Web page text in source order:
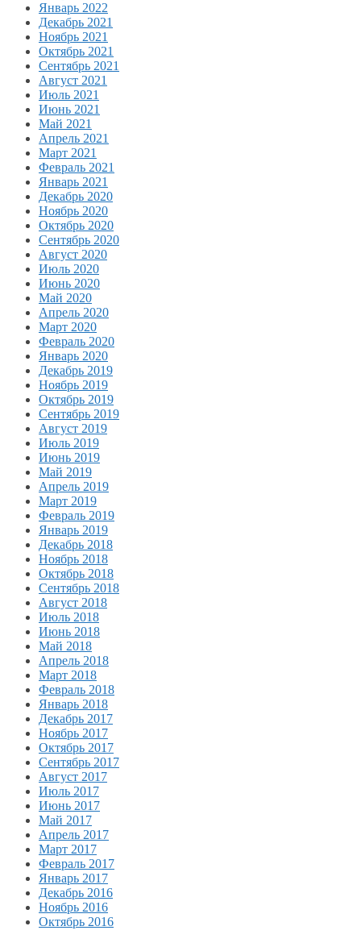
Январь 2022
Декабрь 2021
Ноябрь 2021
Октябрь 2021
Сентябрь 2021
Август 2021
Июль 2021
Июнь 2021
Май 2021
Апрель 2021
Март 2021
Февраль 2021
Январь 2021
Декабрь 2020
Ноябрь 2020
Октябрь 2020
Сентябрь 2020
Август 2020
Июль 2020
Июнь 2020
Май 2020
Апрель 2020
Март 2020
Февраль 2020
Январь 2020
Декабрь 2019
Ноябрь 2019
Октябрь 2019
Сентябрь 2019
Август 2019
Июль 2019
Июнь 2019
Май 2019
Апрель 2019
Март 2019
Февраль 2019
Январь 2019
Декабрь 2018
Ноябрь 2018
Октябрь 2018
Сентябрь 2018
Август 2018
Июль 2018
Июнь 2018
Май 2018
Апрель 2018
Март 2018
Февраль 2018
Январь 2018
Декабрь 2017
Ноябрь 2017
Октябрь 2017
Сентябрь 2017
Август 2017
Июль 2017
Июнь 2017
Май 2017
Апрель 2017
Март 2017
Февраль 2017
Январь 2017
Декабрь 2016
Ноябрь 2016
Октябрь 2016